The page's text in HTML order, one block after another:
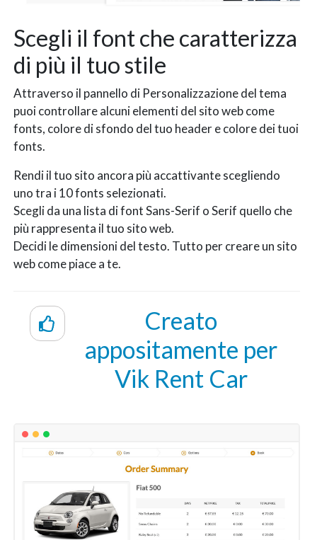
Scegli il font che caratterizza
di più il tuo stile
Attraverso il pannello di Personalizzazione del tema
puoi controllare alcuni elementi del sito web come
fonts, colore di sfondo del tuo header e colore dei tuoi
fonts.
Rendi il tuo sito ancora più accattivante scegliendo
uno tra i 10 fonts selezionati.
Scegli da una lista di font Sans-Serif o Serif quello che
più rappresenta il tuo sito web.
Decidi le dimensioni del testo. Tutto per creare un sito
web come piace a te.
Creato
appositamente per
Vik Rent Car